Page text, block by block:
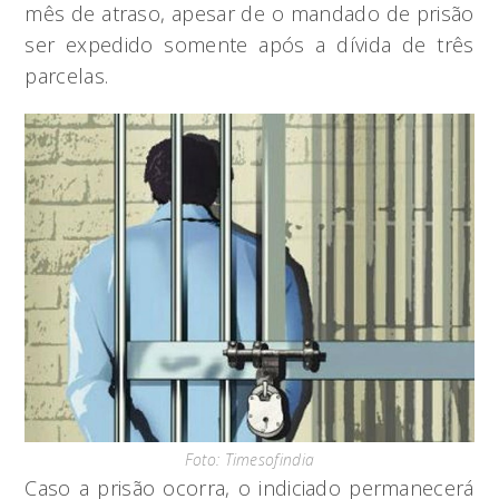
mês de atraso, apesar de o mandado de prisão
ser expedido somente após a dívida de três
parcelas.
Foto: Timesofindia
Caso a prisão ocorra, o indiciado permanecerá